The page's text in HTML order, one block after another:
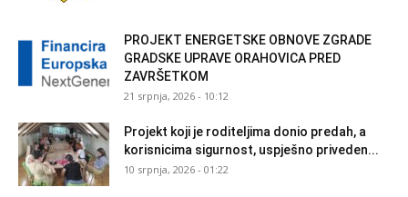
PROJEKT ENERGETSKE OBNOVE ZGRADE
GRADSKE UPRAVE ORAHOVICA PRED
ZAVRŠETKOM
21 srpnja, 2026 - 10:12
Projekt koji je roditeljima donio predah, a
korisnicima sigurnost, uspješno priveden...
10 srpnja, 2026 - 01:22